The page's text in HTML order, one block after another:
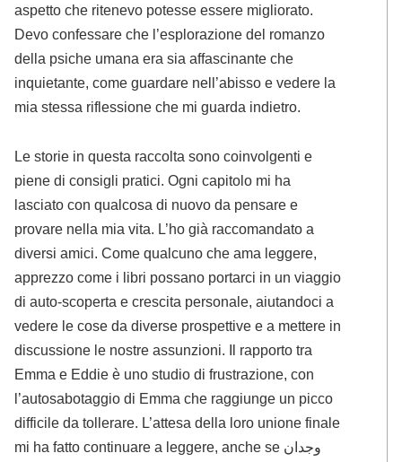
aspetto che ritenevo potesse essere migliorato.
Devo confessare che l’esplorazione del romanzo
della psiche umana era sia affascinante che
inquietante, come guardare nell’abisso e vedere la
mia stessa riflessione che mi guarda indietro.
Le storie in questa raccolta sono coinvolgenti e
piene di consigli pratici. Ogni capitolo mi ha
lasciato con qualcosa di nuovo da pensare e
provare nella mia vita. L’ho già raccomandato a
diversi amici. Come qualcuno che ama leggere,
apprezzo come i libri possano portarci in un viaggio
di auto-scoperta e crescita personale, aiutandoci a
vedere le cose da diverse prospettive e a mettere in
discussione le nostre assunzioni. Il rapporto tra
Emma e Eddie è uno studio di frustrazione, con
l’autosabotaggio di Emma che raggiunge un picco
difficile da tollerare. L’attesa della loro unione finale
mi ha fatto continuare a leggere, anche se وجدان